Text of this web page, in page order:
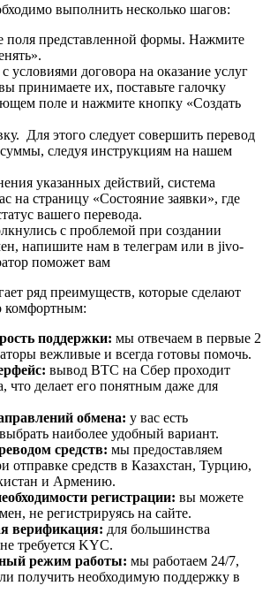
выполнить несколько шагов:
поля представленной формы. Нажмите
условиями договора на оказание услуг
принимаете их, поставьте галочку
поле и нажмите кнопку «Создать
Для этого следует совершить перевод
следуя инструкциям на нашем
указанных действий, система
на страницу «Состояние заявки», где
вашего перевода.
с проблемой при создании
напишите нам в телеграм или в jivo-
поможет вам
ряд преимуществ, которые сделают
комфортным:
поддержки: мы отвечаем в первые 2
вежливые и всегда готовы помочь.
вывод BTC на Сбер проходит
что делает его понятным даже для
обмена: у вас есть
наиболее удобный вариант.
средств: мы предоставляем
отправке средств в Казахстан, Турцию,
и Армению.
регистрации: вы можете
не регистрируясь на сайте.
верификация: для большинства
требуется KYC.
режим работы: мы работаем 24/7,
получить необходимую поддержку в